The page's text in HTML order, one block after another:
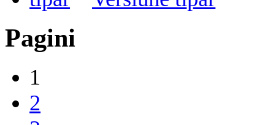
Pagini
1
2